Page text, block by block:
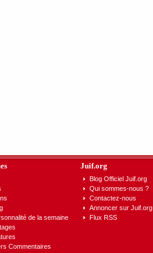
de la semaine
Commentaires
Juif.org
Blog Officiel Juif.org
Qui sommes-nous ?
Contactez-nous
Annoncer sur Juif.org
Flux RSS